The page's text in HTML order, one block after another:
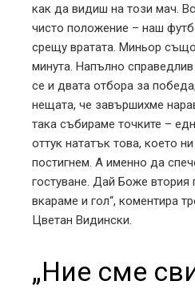
как да видиш на този мач.
чисто положение – наш
срещу вратата. Миньор
минута. Напълно
се и двата отбора за
нещата, че завършихме
така събираме точките –
оттук нататък това, което
постигнем. А именно да
гостуване. Дай Боже втория
вкараме и гол“, коментира
Цветан Видински.
„Ние сме